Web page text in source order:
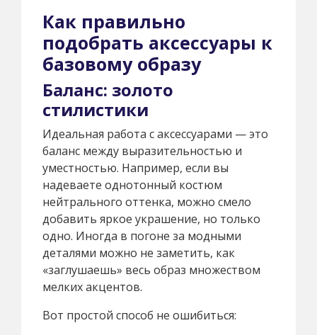
Как правильно
подобрать аксессуары к
базовому образу
Баланс: золото
стилистики
Идеальная работа с аксессуарами — это
баланс между выразительностью и
уместностью. Например, если вы
надеваете однотонный костюм
нейтрального оттенка, можно смело
добавить яркое украшение, но только
одно. Иногда в погоне за модными
деталями можно не заметить, как
«заглушаешь» весь образ множеством
мелких акцентов.
Вот простой способ не ошибиться: